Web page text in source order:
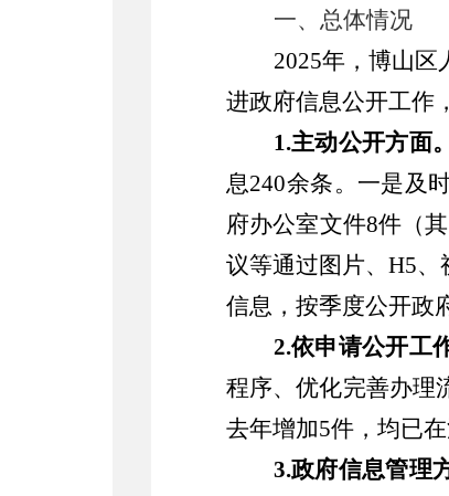
一、 总体情况
2025年，博山区
进政府信息公开工作
1.主动公开方面。
息240余条。 一是及
府办公室文件8件（
议等通过图片、H5、
信息，按季度公开政
2.依申请公开工
程序、优化完善办理
去年增加5件， 均已
3.政府信息管理